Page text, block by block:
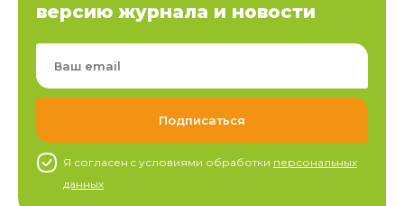
версию журнала и новости
Я согласен c условиями обработки персональных
данных